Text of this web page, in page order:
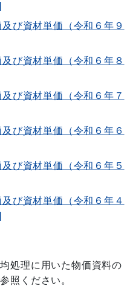
び資材単価（令和６年９
び資材単価（令和６年８
び資材単価（令和６年７
び資材単価（令和６年６
び資材単価（令和６年５
び資材単価（令和６年４
処理に用いた物価資料の
照ください。